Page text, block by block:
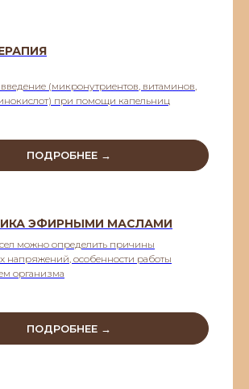
(микронутриентов, витаминов,
при помощи капельниц
ПОДРОБНЕЕ →
ЭФИРНЫМИ МАСЛАМИ
можно определить причины
напряжений, особенности работы
организма
ПОДРОБНЕЕ →